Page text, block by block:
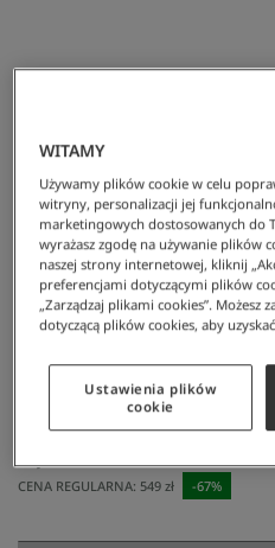
Mężczyzna/Obuwie/Sneakersy
Lacoste Evara 118 1 Męskie
180 zł
NAJNIŻSZA CENA Z 30 DNI: 180 zł
CENA REGULARNA: 549 zł -67%
WITAMY
Używamy plików cookie w celu
witryny, personalizacji jej
marketingowych dostosowanych do
wyrażasz zgodę na używanie plików
naszej strony internetowej, kliknij
preferencjami dotyczącymi plików
„Zarządzaj plikami cookies”. Możesz
dotyczącą plików cookies, aby
Ustawienia plików
cookie